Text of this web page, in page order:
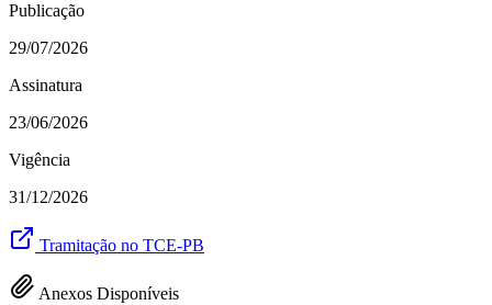
Publicação
29/07/2026
Assinatura
23/06/2026
Vigência
31/12/2026
Tramitação no TCE-PB
Anexos Disponíveis